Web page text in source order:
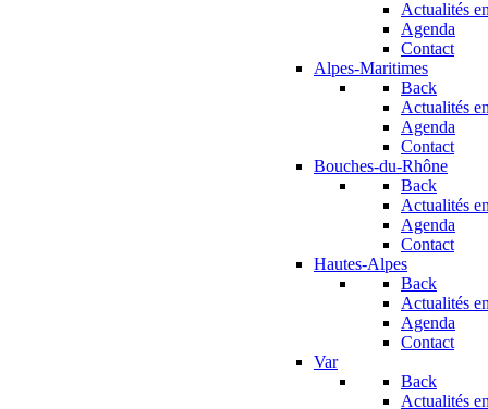
Actualités
Agenda
Contact
Alpes-Maritimes
Back
Actualités
Agenda
Contact
Bouches-du-Rhône
Back
Actualités
Agenda
Contact
Hautes-Alpes
Back
Actualités
Agenda
Contact
Var
Back
Actualités